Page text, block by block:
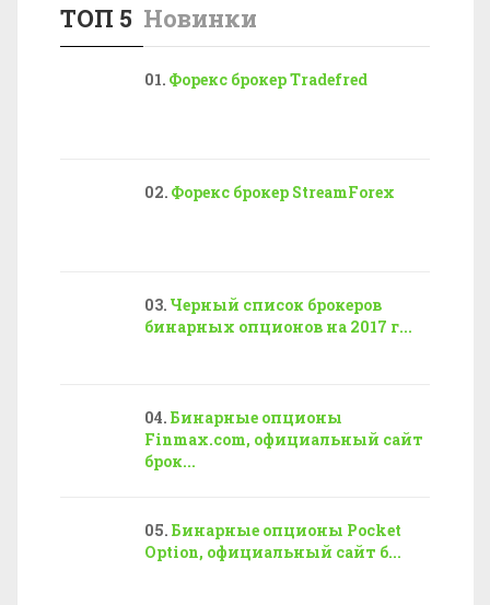
ТОП 5 Новинки
Форекс брокер Tradefred
Форекс брокер StreamForex
Черный список брокеров
бинарных опционов на 2017 г...
Бинарные опционы
Finmax.com, официальный сайт
брок...
Бинарные опционы Pocket
Option, официальный сайт б...